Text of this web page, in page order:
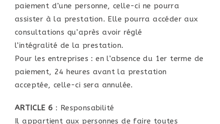
paiement d’une personne, celle-ci ne pourra
assister à la prestation. Elle pourra accéder aux
consultations qu’après avoir réglé
l’intégralité de la prestation.
Pour les entreprises : en l’absence du 1er terme de
paiement, 24 heures avant la prestation
acceptée, celle-ci sera annulée.
ARTICLE 6 : Responsabilité
Il appartient aux personnes de faire toutes